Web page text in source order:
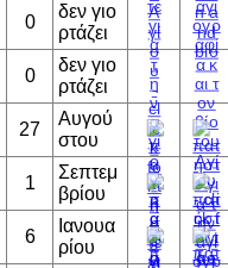
0
δεν γιο
ρτάζει
0
δεν γιο
ρτάζει
27
Αυγού
στου
1
Σεπτεμ
βρίου
6
Ιανουα
ρίου